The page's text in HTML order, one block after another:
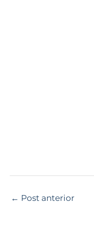
← Post anterior